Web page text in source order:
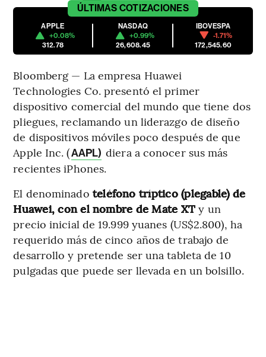
ÚLTIMAS COTIZACIONES
APPLE
+0.08%
312.78
NASDAQ
+0.99%
26,608.45
IBOVESPA
-1.71%
172,545.60
Bloomberg — La empresa Huawei
Technologies Co. presentó el primer
dispositivo comercial del mundo que tiene dos
pliegues, reclamando un liderazgo de diseño
de dispositivos móviles poco después de que
Apple Inc. (AAPL) diera a conocer sus más
recientes iPhones.
El denominado teléfono tríptico (plegable) de
Huawei, con el nombre de Mate XTy un
precio inicial de 19.999 yuanes (US$2.800), ha
requerido más de cinco años de trabajo de
desarrollo y pretende ser una tableta de 10
pulgadas que puede ser llevada en un bolsillo.